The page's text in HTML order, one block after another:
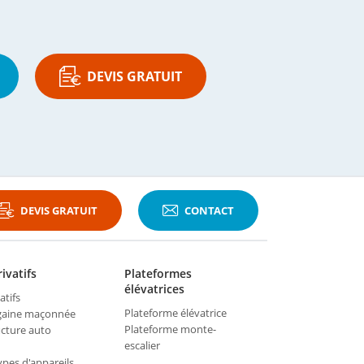
DEVIS GRATUIT
DEVIS GRATUIT CONTACT
maçonnée
auto
Plateformes
élévatrices
Plateforme élévatrice
Plateforme monte-
escalier